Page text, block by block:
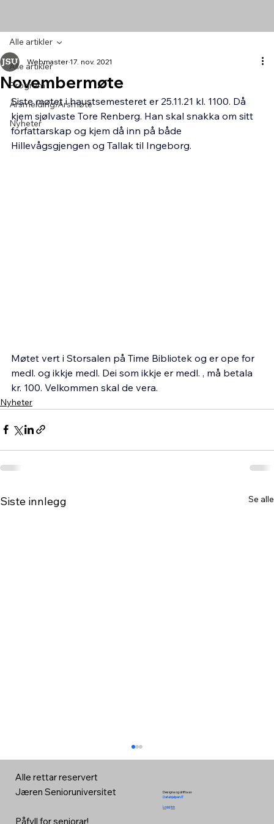
Alle artikler
Program
Årsmelding/Årsmøte
Nyheter
Alle artikler
Novembermøte
Webmaster 17. nov. 2021
Siste møtet i haustsemesteret er 25.11.21 kl. 1100. Då
kjem sjølvaste Tore Renberg. Han skal snakka om sitt
forfattarskap og kjem då inn på både
Hillevågsgjengen og Tallak til Ingeborg.
Møtet vert i Storsalen på Time Bibliotek og er ope for
medl. og ikkje medl. Dei som ikkje er medl. , må betala
kr. 100. Velkommen skal de vera.
Nyheter
Siste innlegg Se alle
Alle rettar reservert
Jæren Senioruniversitet
Påfyll for seniorar!
Designa og drifta av
Datahjelpen.IT
Logg inn